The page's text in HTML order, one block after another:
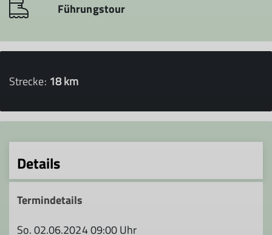
Führungstour
Strecke: 18 km
Details
Termindetails
So. 02.06.2024 09:00 Uhr